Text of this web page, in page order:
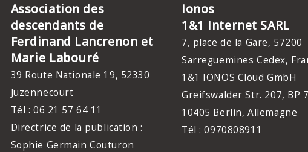
Association des
descendants de
Ferdinand Lancrenon et
Marie Labouré
39 Route Nationale 19, 52330
Juzennecourt
Tél : 06 21 57 64 11
Directrice de la publication :
Sophie Germain Couturon
Ionos
1&1 Internet SARL
7, place de la Gare, 57200
Sarreguemines Cedex,
1&1 IONOS Cloud GmbH
Greifswalder Str. 207, BP
10405 Berlin, Allemagne
Tél : 0970808911